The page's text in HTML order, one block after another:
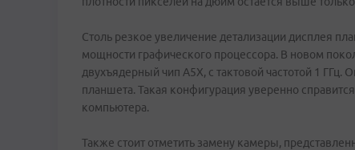
Столь резкое увеличение детализации дисплея
мощности графического процессора. В новом
двухъядерный чип А5Х, с тактовой частотой 1 ГГц.
планшета. Такая конфигурация уверенно
компьютера.
Также стоит отметить замену камеры,